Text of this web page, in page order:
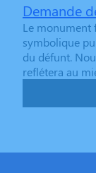
Demande
Le monument
symbolique
du défunt.
reflétera au